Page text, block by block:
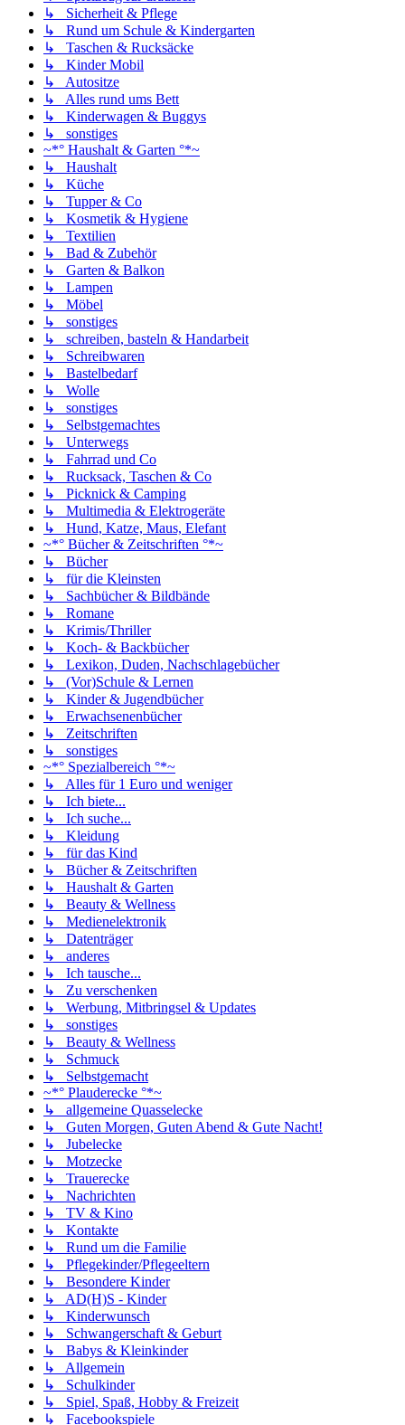
↳ Sicherheit & Pflege
↳ Rund um Schule & Kindergarten
↳ Taschen & Rucksäcke
↳ Kinder Mobil
↳ Autositze
↳ Alles rund ums Bett
↳ Kinderwagen & Buggys
↳ sonstiges
~*° Haushalt & Garten °*~
↳ Haushalt
↳ Küche
↳ Tupper & Co
↳ Kosmetik & Hygiene
↳ Textilien
↳ Bad & Zubehör
↳ Garten & Balkon
↳ Lampen
↳ Möbel
↳ sonstiges
↳ schreiben, basteln & Handarbeit
↳ Schreibwaren
↳ Bastelbedarf
↳ Wolle
↳ sonstiges
↳ Selbstgemachtes
↳ Unterwegs
↳ Fahrrad und Co
↳ Rucksack, Taschen & Co
↳ Picknick & Camping
↳ Multimedia & Elektrogeräte
↳ Hund, Katze, Maus, Elefant
~*° Bücher & Zeitschriften °*~
↳ Bücher
↳ für die Kleinsten
↳ Sachbücher & Bildbände
↳ Romane
↳ Krimis/Thriller
↳ Koch- & Backbücher
↳ Lexikon, Duden, Nachschlagebücher
↳ (Vor)Schule & Lernen
↳ Kinder & Jugendbücher
↳ Erwachsenenbücher
↳ Zeitschriften
↳ sonstiges
~*° Spezialbereich °*~
↳ Alles für 1 Euro und weniger
↳ Ich biete...
↳ Ich suche...
↳ Kleidung
↳ für das Kind
↳ Bücher & Zeitschriften
↳ Haushalt & Garten
↳ Beauty & Wellness
↳ Medienelektronik
↳ Datenträger
↳ anderes
↳ Ich tausche...
↳ Zu verschenken
↳ Werbung, Mitbringsel & Updates
↳ sonstiges
↳ Beauty & Wellness
↳ Schmuck
↳ Selbstgemacht
~*° Plauderecke °*~
↳ allgemeine Quasselecke
↳ Guten Morgen, Guten Abend & Gute Nacht!
↳ Jubelecke
↳ Motzecke
↳ Trauerecke
↳ Nachrichten
↳ TV & Kino
↳ Kontakte
↳ Rund um die Familie
↳ Pflegekinder/Pflegeeltern
↳ Besondere Kinder
↳ AD(H)S - Kinder
↳ Kinderwunsch
↳ Schwangerschaft & Geburt
↳ Babys & Kleinkinder
↳ Allgemein
↳ Schulkinder
↳ Spiel, Spaß, Hobby & Freizeit
↳ Facebookspiele